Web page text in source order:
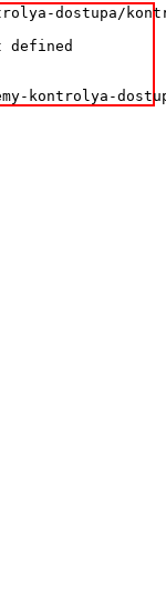
dostupa/
defined
kontrolya-